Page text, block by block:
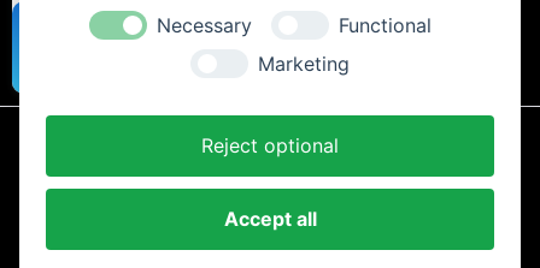
* Alle Preise inkl. gesetzl. Mehrwertsteuer zzgl.
Nachnahmegebühren, wenn nicht anders beschrieben.
AGB und Kundeninformationen
Necessary
Functional
Marketing
Reject optional
Accept all